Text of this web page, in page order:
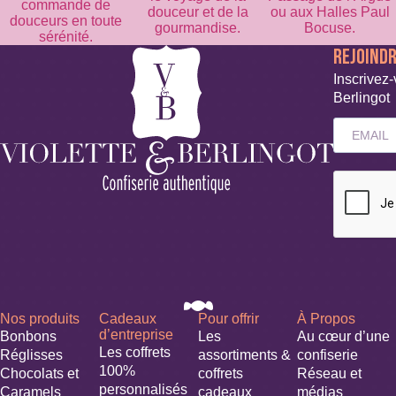
commande de
douceurs en toute
sérénité.
douceur et de la
gourmandise.
ou aux Halles Paul
Bocuse.
Berlingot
Nos produits
Bonbons
Réglisses
Chocolats et
Caramels
Cadeaux
d’entreprise
Les coffrets
100%
personnalisés
Pour offrir
Les
assortiments &
coffrets
cadeaux
À Propos
Au cœur d’une
confiserie
Réseau et
médias